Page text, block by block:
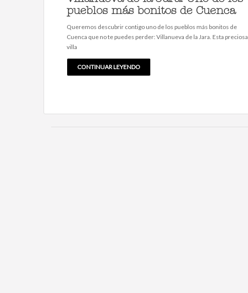
pueblos más bonitos de Cuenca
Queremos descubrir contigo uno de los pueblos más bonitos de
Cuenca que no te puedes perder: Villanueva de la Jara. Esta preciosa
villa
CONTINUAR LEYENDO